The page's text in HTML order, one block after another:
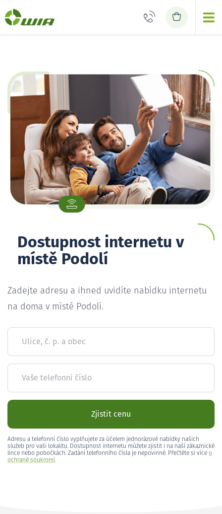
Dostupnost internetu v
místě Podolí
Zadejte adresu a ihned uvidíte nabídku internetu
na doma v místě Podolí.
Ulice, č. p. a obec
Vaše telefonní číslo
Zjistit cenu
Adresu a telefonní číslo vyplňujete za účelem jednorázové nabídky našich
služeb pro vaši lokalitu. Dostupnost internetu můžete zjistit i na naší zákaznické
lince nebo pobočkách. Zadání telefonního čísla je nepovinné. Přečtěte si více o
ochraně soukromí.